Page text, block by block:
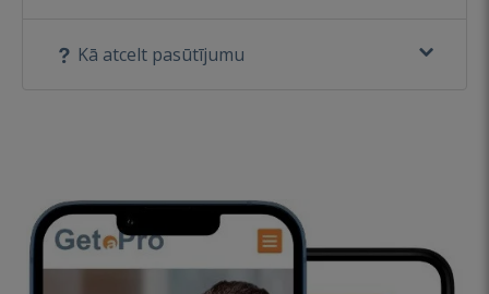
Kā atcelt pasūtījumu